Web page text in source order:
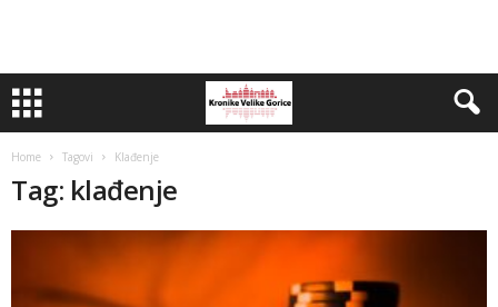
Home Tagovi Klađenje
Tag: klađenje